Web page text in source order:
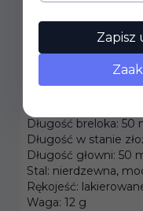
zapewnia bardzo
jest wyposażony w
Dane techniczne:
Długość breloka: 50
Długość w stanie
Długość głowni: 50
Stal: nierdzewna,
Rękojeść:
Waga: 12 g
Zapisz